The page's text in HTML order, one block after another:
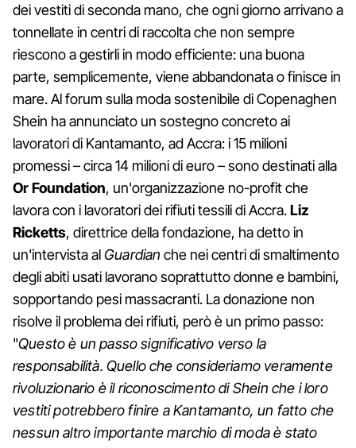
dei vestiti di seconda mano, che ogni giorno arrivano a
tonnellate in centri di raccolta che non sempre
riescono a gestirli in modo efficiente: una buona
parte, semplicemente, viene abbandonata o finisce in
mare. Al forum sulla moda sostenibile di Copenaghen
Shein ha annunciato un sostegno concreto ai
lavoratori di Kantamanto, ad Accra: i 15 milioni
promessi – circa 14 milioni di euro – sono destinati alla
Or Foundation, un'organizzazione no-profit che
lavora con i lavoratori dei rifiuti tessili di Accra.Liz
Ricketts, direttrice della fondazione, ha detto in
un'intervista alGuardian che nei centri di smaltimento
degli abiti usati lavorano soprattutto donne e bambini,
sopportando pesi massacranti. La donazione non
risolve il problema dei rifiuti, però è un primo passo:
"Questo è un passo significativo verso la
responsabilità. Quello che consideriamo veramente
rivoluzionario è il riconoscimento di Shein che i loro
vestiti potrebbero finire a Kantamanto, un fatto che
nessun altro importante marchio di moda è stato